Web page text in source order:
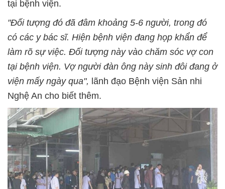
tại bệnh viện.
"Đối tượng đó đã đâm khoảng 5-6 người, trong đó
có các y bác sĩ. Hiện bệnh viện đang họp khẩn để
làm rõ sự việc. Đối tượng này vào chăm sóc vợ con
tại bệnh viện. Vợ người đàn ông này sinh đôi đang ở
viện mấy ngày qua", lãnh đạo Bệnh viện Sản nhi
Nghệ An cho biết thêm.